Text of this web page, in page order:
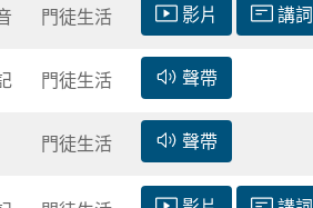
門徒生活 影片 講詞
門徒生活 聲帶
門徒生活 聲帶